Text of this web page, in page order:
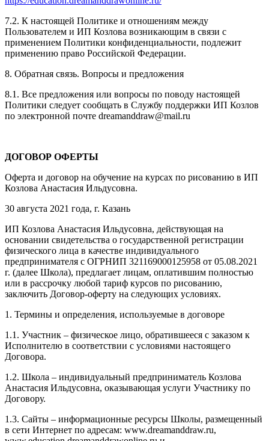
7.2. К настоящей Политике и отношениям между
Пользователем и ИП Козлова возникающим в связи с
применением Политики конфиденциальности, подлежит
применению право Российской Федерации.
8. Обратная связь. Вопросы и предложения
8.1. Все предложения или вопросы по поводу настоящей
Политики следует сообщать в Службу поддержки ИП Козлов
по электронной почте dreamanddraw@mail.ru
ДОГОВОР ОФЕРТЫ
Оферта и договор на обучение на курсах по рисованию в ИП
Козлова Анастасия Ильдусовна.
30 августа 2021 года, г. Казань
ИП Козлова Анастасия Ильдусовна, действующая на
основании свидетельства о государственной регистрации
физического лица в качестве индивидуального
предпринимателя с ОГРНИП 321169000125958 от 05.08.2021
г. (далее Школа), предлагает лицам, оплатившим полностью
или в рассрочку любой тариф курсов по рисованию,
заключить Договор-оферту на следующих условиях.
1. Термины и определения, используемые в договоре
1.1. Участник – физическое лицо, обратившееся с заказом к
Исполнителю в соответствии с условиями настоящего
Договора.
1.2. Школа – индивидуальный предприниматель Козлова
Анастасия Ильдусовна, оказывающая услуги Участнику по
Договору.
1.3. Сайты – информационные ресурсы Школы, размещенный
в сети Интернет по адресам: www.dreamanddraw.ru,